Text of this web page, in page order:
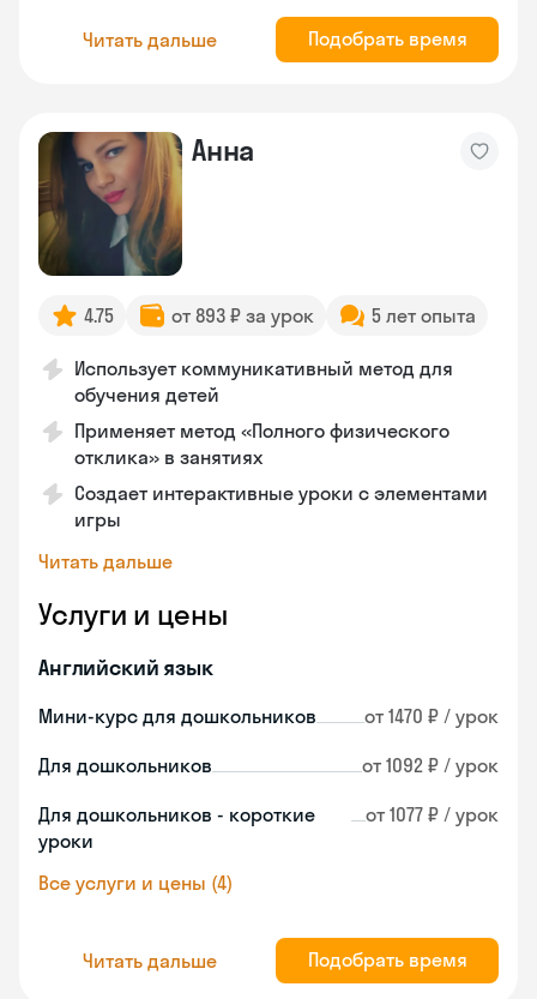
Читать дальше Подобрать время
Анна
4.75 от 893 ₽ за урок 5 лет опыта
Использует коммуникативный метод для
обучения детей
Применяет метод «Полного физического
отклика» в занятиях
Создает интерактивные уроки с элементами
игры
Читать дальше
Услуги и цены
Английский язык
Мини-курс для дошкольников от 1470 ₽ / урок
Для дошкольников от 1092 ₽ / урок
Для дошкольников - короткие
уроки
от 1077 ₽ / урок
Все услуги и цены (4)
Читать дальше Подобрать время